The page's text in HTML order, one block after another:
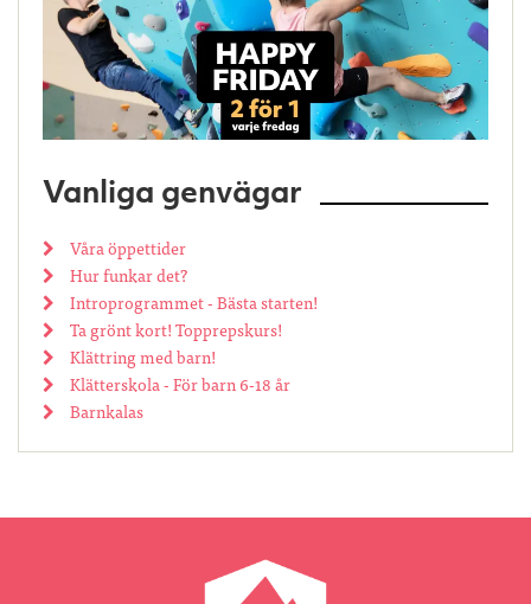
Vanliga genvägar
Våra öppettider
Hur funkar det?
Introprogrammet - Bästa starten!
Ta grönt kort! Topprepskurs!
Klättring med barn!
Klätterskola - För barn 6-18 år
Barnkalas